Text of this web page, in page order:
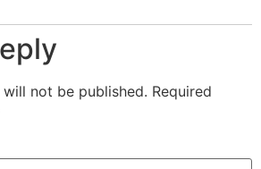
not be published. Required